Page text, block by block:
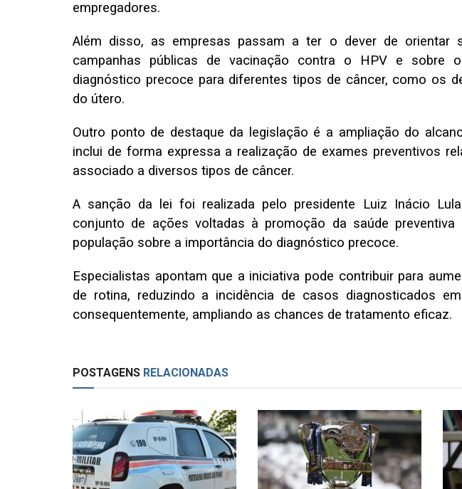
empregadores.
Além disso, as empresas passam a ter o dever de orientar
campanhas públicas de vacinação contra o HPV e sobre
diagnóstico precoce para diferentes tipos de câncer, como os
do útero.
Outro ponto de destaque da legislação é a ampliação do
inclui de forma expressa a realização de exames preventivos
associado a diversos tipos de câncer.
A sanção da lei foi realizada pelo presidente Luiz Inácio
conjunto de ações voltadas à promoção da saúde
população sobre a importância do diagnóstico precoce.
Especialistas apontam que a iniciativa pode contribuir para
de rotina, reduzindo a incidência de casos diagnosticados
consequentemente, ampliando as chances de tratamento eficaz.
POSTAGENS RELACIONADAS